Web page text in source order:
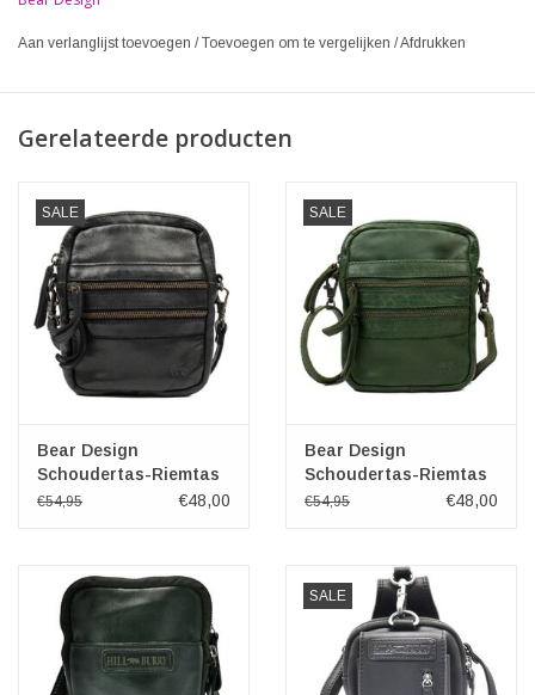
Aan verlanglijst toevoegen /Toevoegen om te vergelijken /Afdrukken
Gerelateerde producten
SALE
Bear Design
Schoudertas-Riemtas
"Vikas" zwart
€54,95 €48,00
SALE
Bear Design
Schoudertas-Riemtas
"Vikas" groen
€54,95 €48,00
SALE